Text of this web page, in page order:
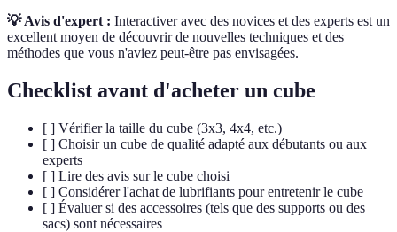
💡 Avis d'expert : Interactiver avec des novices et des experts est un
excellent moyen de découvrir de nouvelles techniques et des
méthodes que vous n'aviez peut-être pas envisagées.
Checklist avant d'acheter un cube
[ ] Vérifier la taille du cube (3x3, 4x4, etc.)
[ ] Choisir un cube de qualité adapté aux débutants ou aux
experts
[ ] Lire des avis sur le cube choisi
[ ] Considérer l'achat de lubrifiants pour entretenir le cube
[ ] Évaluer si des accessoires (tels que des supports ou des
sacs) sont nécessaires